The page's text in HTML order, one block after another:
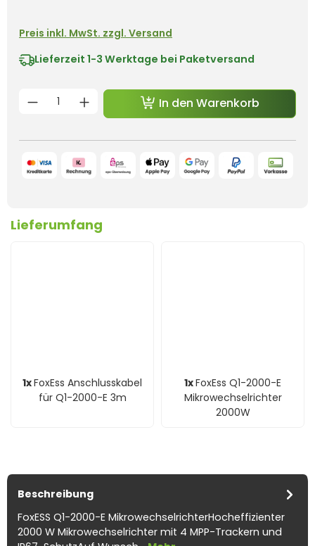
Preis inkl. MwSt. zzgl. Versand
Lieferzeit 1-3 Werktage bei Paketversand
Produkt Anzahl: Gib den
In den Warenkorb
Lieferumfang
1xFoxEss Anschlusskabel
für Q1-2000-E 3m
1xFoxEss Q1-2000-E
Mikrowechselrichter
2000W
Beschreibung
FoxESS Q1-2000-E MikrowechselrichterHocheffizienter
2000 W Mikrowechselrichter mit 4 MPP-Trackern und